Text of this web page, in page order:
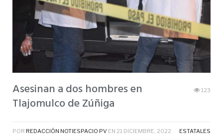
Asesinan a dos hombres en
Tlajomulco de Zúñiga
123
POR REDACCIÓN NOTIESPACIO PV EN 21 DICIEMBRE, 2022 ESTATALES